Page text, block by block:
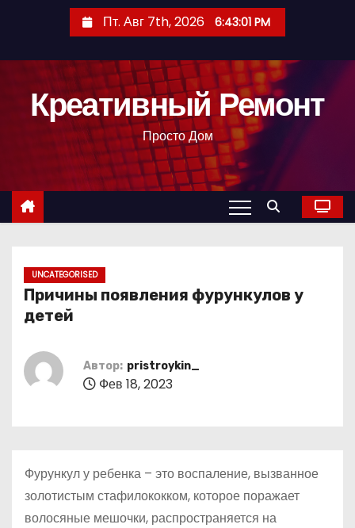
с
Пт. Авг 7th, 2026 6:43:02 PM
Креативный Ремонт
Просто Дом
UNCATEGORISED
Причины появления фурункулов у
детей
Автор: pristroykin_
Фев 18, 2023
Фурункул у ребенка – это воспаление, вызванное
золотистым стафилококком, которое поражает
волосяные мешочки, распространяется на